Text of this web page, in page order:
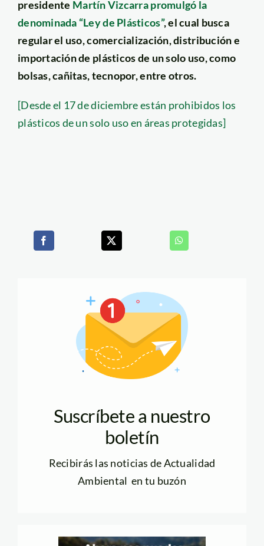
presidente Martín Vizcarra promulgó la
denominada “Ley de Plásticos”, el cual busca
regular el uso, comercialización, distribución e
importación de plásticos de un solo uso, como
bolsas, cañitas, tecnopor, entre otros.
[Desde el 17 de diciembre están prohibidos los
plásticos de un solo uso en áreas protegidas]
Suscríbete a nuestro
boletín
Recibirás las noticias de Actualidad
Ambiental en tu buzón